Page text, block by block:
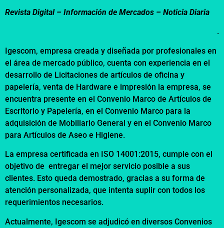
Revista Digital – Información de Mercados – Noticia Diaria
.
Igescom, empresa creada y diseñada por profesionales en
el área de mercado público, cuenta con experiencia en el
desarrollo de Licitaciones de artículos de oficina y
papelería, venta de Hardware e impresión la empresa, se
encuentra presente en el Convenio Marco de Artículos de
Escritorio y Papelería, en el Convenio Marco para la
adquisición de Mobiliario General y en el Convenio Marco
para Artículos de Aseo e Higiene.
La empresa certificada en ISO 14001:2015, cumple con el
objetivo de entregar el mejor servicio posible a sus
clientes. Esto queda demostrado, gracias a su forma de
atención personalizada, que intenta suplir con todos los
requerimientos necesarios.
Actualmente, Igescom se adjudicó en diversos Convenios